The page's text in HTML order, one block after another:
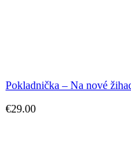
Pokladnička – Na nové
€29.00